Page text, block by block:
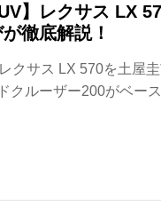
】レクサス LX
徹底解説！
クサス LX 570を土屋
クルーザー200がベー